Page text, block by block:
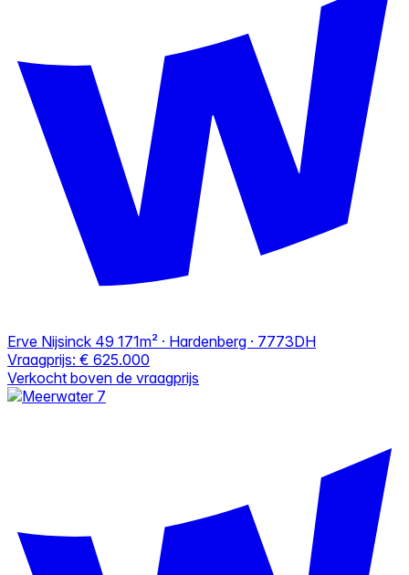
Erve Nijsinck 49 171m² · Hardenberg · 7773DH
Vraagprijs: € 625.000
Verkocht boven de vraagprijs